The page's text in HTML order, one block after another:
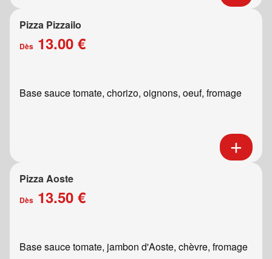
Pizza Pizzailo
Dès 13.00 €
Base sauce tomate, chorizo, oignons, oeuf, fromage
Pizza Aoste
Dès 13.50 €
Base sauce tomate, jambon d'Aoste, chèvre, fromage